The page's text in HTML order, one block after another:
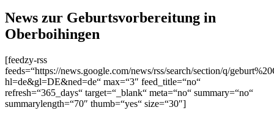
News zur Geburtsvorbereitung in
Oberboihingen
[feedzy-rss
feeds=“https://news.google.com/news/rss/search/section/q/
hl=de&gl=DE&ned=de“ max=“3″ feed_title=“no“
refresh=“365_days“ target=“_blank“ meta=“no“ summary=“no“
summarylength=“70″ thumb=“yes“ size=“30″]